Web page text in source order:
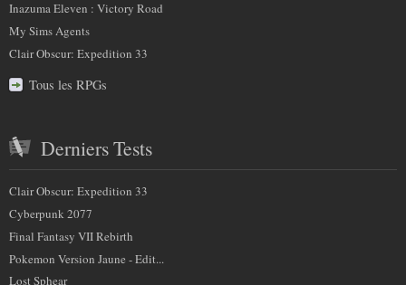
Inazuma Eleven : Victory Road
My Sims Agents
Clair Obscur: Expedition 33
Tous les RPGs
Derniers Tests
Clair Obscur: Expedition 33
Cyberpunk 2077
Final Fantasy VII Rebirth
Pokemon Version Jaune - Edit...
Lost Sphear